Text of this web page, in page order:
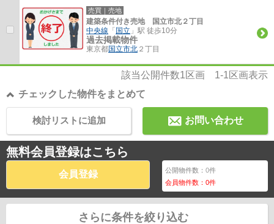
売買｜売地
建築条件付き売地 国立市北２丁目
中央線 「 国立 」駅 徒歩10分
過去掲載物件
東京都国立市北 ２丁目
該当公開件数1区画 1-1区画表示
チェックした物件をまとめて
お問い合わせ
検討リストに追加
無料会員登録はこちら
会員登録 公開物件数：0件
会員物件数：0件
さらに条件を絞り込む